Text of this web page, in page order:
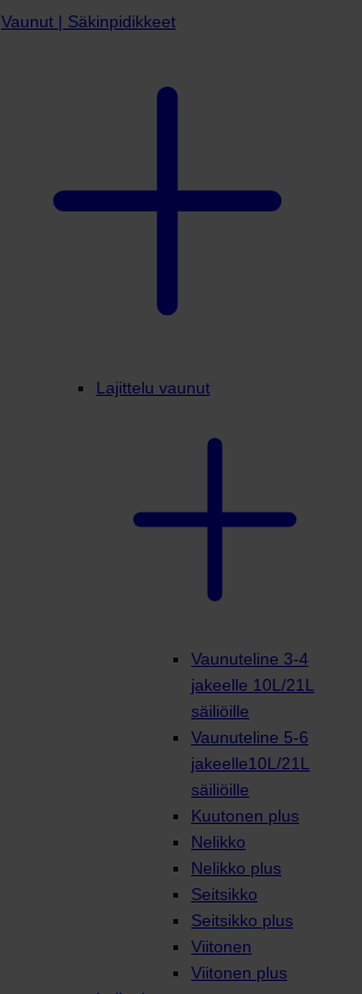
Vaunut | Säkinpidikkeet
Lajittelu vaunut
Vaunuteline 3-4
jakeelle 10L/21L
säiliöille
Vaunuteline 5-6
jakeelle10L/21L
säiliöille
Kuutonen plus
Nelikko
Nelikko plus
Seitsikko
Seitsikko plus
Viitonen
Viitonen plus